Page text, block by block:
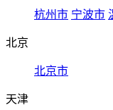
杭州市 宁波市
北京
北京市
天津